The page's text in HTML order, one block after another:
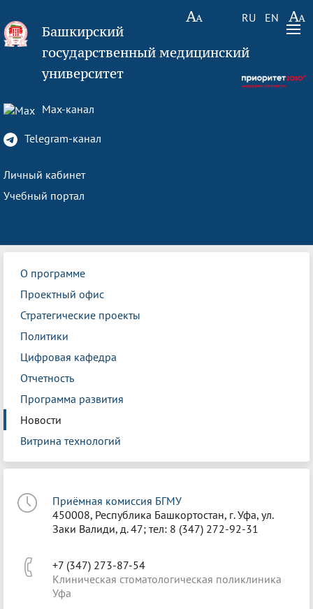
RU EN
Башкирский
государственный медицинский
университет
Max-канал
Telegram-канал
Личный кабинет
Учебный портал
О программе
Проектный офис
Стратегические проекты
Политики
Цифровая кафедра
Отчетность
Программа развития
Новости
Витрина технологий
Приёмная комиссия БГМУ
450008, Республика Башкортостан, г. Уфа, ул.
Заки Валиди, д. 47; тел: 8 (347) 272-92-31
+7 (347) 273-87-54
Клиническая стоматологическая поликлиника
Уфа